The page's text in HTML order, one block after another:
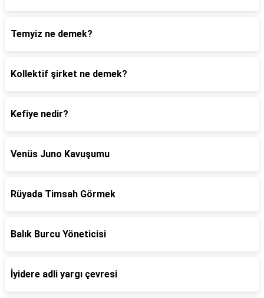
Temyiz ne demek?
Kollektif şirket ne demek?
Kefiye nedir?
Venüs Juno Kavuşumu
Rüyada Timsah Görmek
Balık Burcu Yöneticisi
İyidere adli yargı çevresi